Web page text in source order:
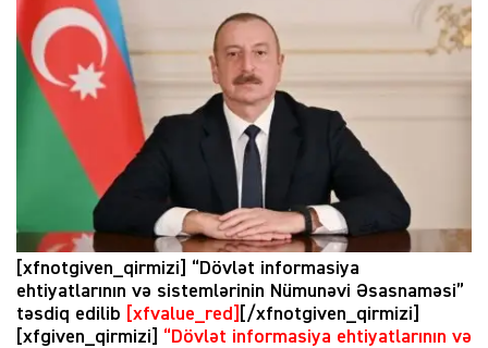
[xfnotgiven_qirmizi] “Dövlət informasiya
ehtiyatlarının və sistemlərinin Nümunəvi Əsasnaməsi”
təsdiq edilib
[xfvalue_red]
[/xfnotgiven_qirmizi]
[xfgiven_qirmizi] “Dövlət informasiya ehtiyatlarının və